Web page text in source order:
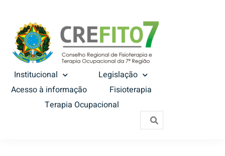
Institucional
Legislação
Acesso à informação
Fisioterapia
Terapia Ocupacional